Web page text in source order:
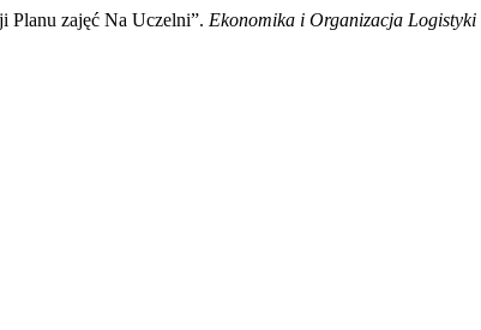
Planu zajęć Na Uczelni”. Ekonomika i Organizacja Logistyki